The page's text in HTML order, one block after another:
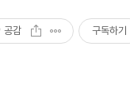
공감 구독하기